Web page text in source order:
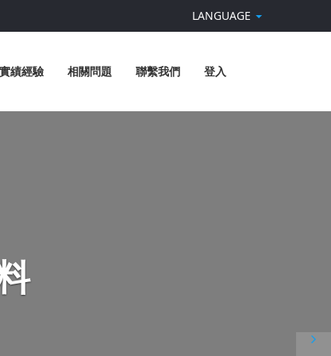
LANGUAGE
實績經驗 相關問題 聯繫我們 登入